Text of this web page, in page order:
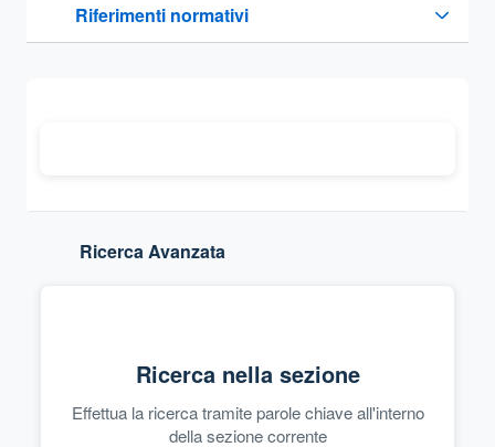
Riferimenti normativi
Sezione compressa
Ricerca Avanzata
Ricerca nella sezione
Effettua la ricerca tramite parole chiave all'interno
della sezione corrente